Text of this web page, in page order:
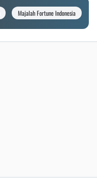
Majalah Fortune Indonesia